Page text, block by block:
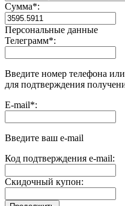
Сумма*:
Персональные данные
Телеграмм*:
Введите номер телефона
для подтверждения
E-mail*:
Введите ваш e-mail
Код подтверждения e-mail:
Скидочный купон: